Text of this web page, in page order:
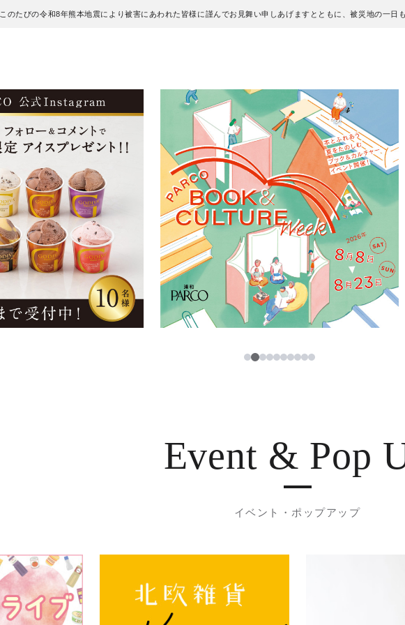
このたびの令和8年熊本地震により被害にあわれた皆様に謹んでお見舞い申しあげますとともに、被災地の一日
12345678910
Event & Pop
イベント・ポップアップ